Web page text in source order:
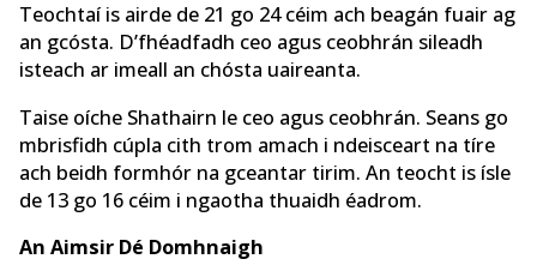
Teochtaí is airde de 21 go 24 céim ach beagán fuair ag
an gcósta. D’fhéadfadh ceo agus ceobhrán sileadh
isteach ar imeall an chósta uaireanta.
Taise oíche Shathairn le ceo agus ceobhrán. Seans go
mbrisfidh cúpla cith trom amach i ndeisceart na tíre
ach beidh formhór na gceantar tirim. An teocht is ísle
de 13 go 16 céim i ngaotha thuaidh éadrom.
An Aimsir Dé Domhnaigh